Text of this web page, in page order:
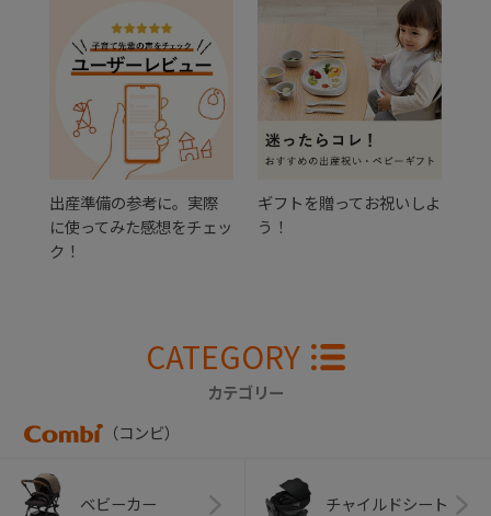
出産準備の参考に。実際
に使ってみた感想をチェッ
ク！
ギフトを贈ってお祝いしよ
う！
CATEGORY
カテゴリー
（コンビ）
ベビーカー チャイルドシート